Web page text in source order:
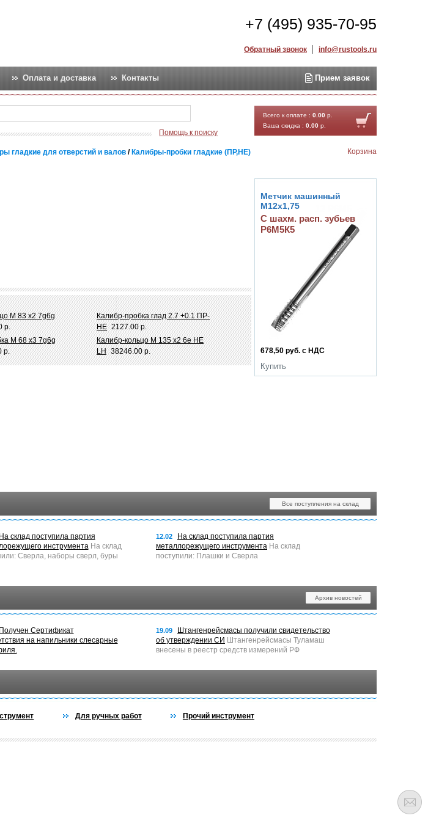
+7 (495) 935-70-95
Обратный звонок info@rustools.ru
Оплата и доставка Контакты Прием заявок
Помощь к поиску
Всего к оплате : 0.00 р.
Ваша скидка : 0.00 р.
Корзина
гладкие для отверстий и валов / Калибры-пробки гладкие (ПР,НЕ)
М 83 х2 7g6g
р.
Калибр-пробка глад 2.7 +0.1 ПР-
НЕ 2127.00 р.
М 68 х3 7g6g
р.
Калибр-кольцо М 135 х2 6e НЕ
LH 38246.00 р. 678,50 руб. с НДС
Купить
Метчик машинный
М12х1,75
С шахм. расп. зубьев
Р6М5К5
Все поступления на склад
На склад поступила партия
инструментаНа склад
Сверла, наборы сверл, буры
12.02
На склад поступила партия
металлорежущего инструмента На склад
поступили: Плашки и Сверла
Архив новостей
Получен Сертификат
на напильники слесарные
19.09
Штангенрейсмасы получили свидетельство
об утверждении СИ Штангенрейсмасы Туламаш
внесены в реестр средств измерений РФ
Для ручных работ Прочий инструмент